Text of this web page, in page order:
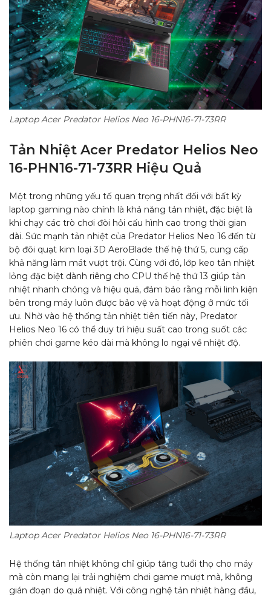
Laptop Acer Predator Helios Neo 16-PHN16-71-73RR
Tản Nhiệt Acer Predator Helios Neo
16-PHN16-71-73RR Hiệu Quả
Một trong những yếu tố quan trọng nhất đối với bất kỳ
laptop gaming nào chính là khả năng tản nhiệt, đặc biệt là
khi chạy các trò chơi đòi hỏi cấu hình cao trong thời gian
dài. Sức mạnh tản nhiệt của Predator Helios Neo 16 đến từ
bộ đôi quạt kim loại 3D AeroBlade thế hệ thứ 5, cung cấp
khả năng làm mát vượt trội. Cùng với đó, lớp keo tản nhiệt
lỏng đặc biệt dành riêng cho CPU thế hệ thứ 13 giúp tản
nhiệt nhanh chóng và hiệu quả, đảm bảo rằng mỗi linh kiện
bên trong máy luôn được bảo vệ và hoạt động ở mức tối
ưu. Nhờ vào hệ thống tản nhiệt tiên tiến này, Predator
Helios Neo 16 có thể duy trì hiệu suất cao trong suốt các
phiên chơi game kéo dài mà không lo ngại về nhiệt độ.
Laptop Acer Predator Helios Neo 16-PHN16-71-73RR
Hệ thống tản nhiệt không chỉ giúp tăng tuổi thọ cho máy
mà còn mang lại trải nghiệm chơi game mượt mà, không
gián đoạn do quá nhiệt. Với công nghệ tản nhiệt hàng đầu,